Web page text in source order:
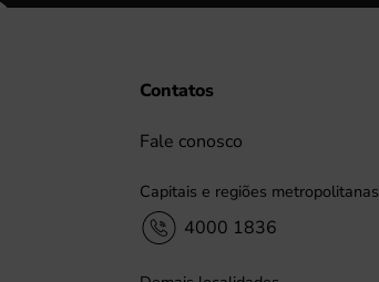
Contatos
Fale conosco
Capitais e regiões metropolitanas
4000 1836